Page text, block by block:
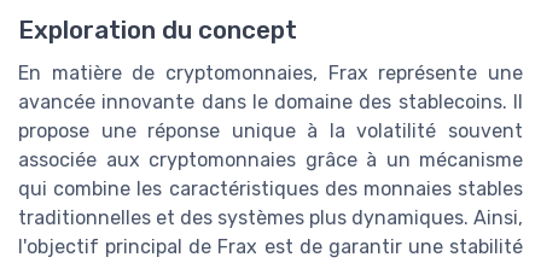
Exploration du concept
En matière de cryptomonnaies, Frax représente une
avancée innovante dans le domaine des stablecoins. Il
propose une réponse unique à la volatilité souvent
associée aux cryptomonnaies grâce à un mécanisme
qui combine les caractéristiques des monnaies stables
traditionnelles et des systèmes plus dynamiques. Ainsi,
l'objectif principal de Frax est de garantir une stabilité